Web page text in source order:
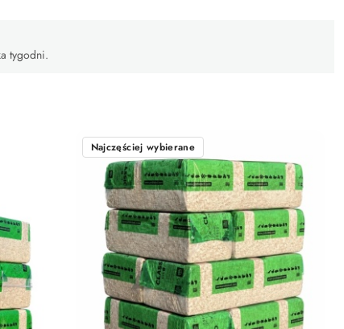
tygodni.
Najczęściej wybierane